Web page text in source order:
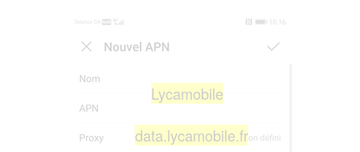
data.lycamobile.fr
Lycamobile